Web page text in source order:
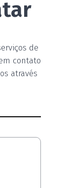
de
contato
através